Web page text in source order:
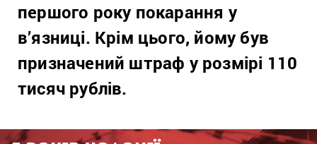
першого року покарання у
в’язниці. Крім цього, йому був
призначений штраф у розмірі 110
тисяч рублів.